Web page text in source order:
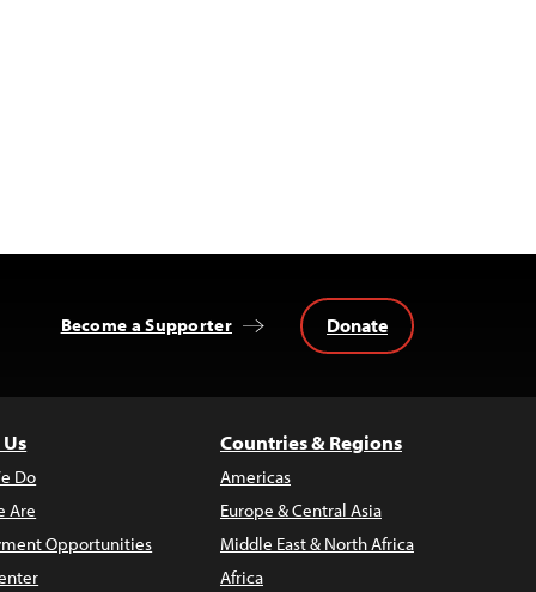
Become a Supporter Donate
Do
Are
Opportunities
Countries & Regions
Americas
Europe & Central Asia
Middle East & North Africa
Africa